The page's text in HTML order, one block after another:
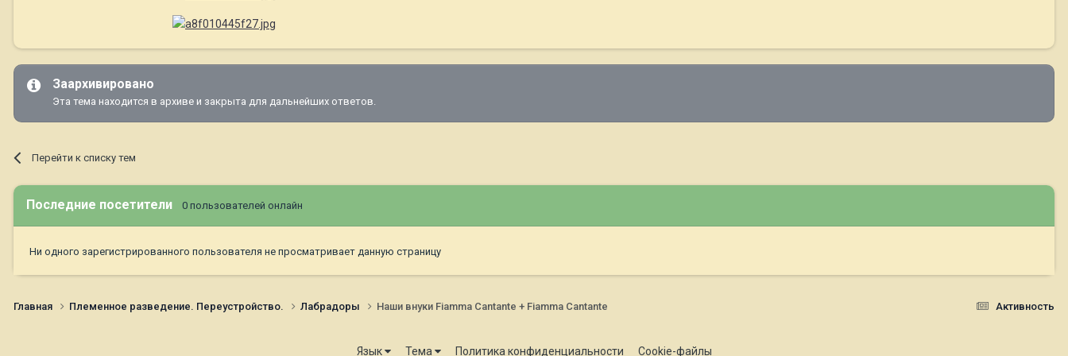
Заархивировано
Эта тема находится в архиве и закрыта для дальнейших ответов.
Перейти к списку тем
Последние посетители 0 пользователей онлайн
Ни одного зарегистрированного пользователя не просматривает данную страницу
Активность
Главная Племенное разведение. Переустройство. Лабрадоры Наши внуки Fiamma Cantante + Fiamma Cantante
Язык Тема Политика конфиденциальности Cookie-файлы